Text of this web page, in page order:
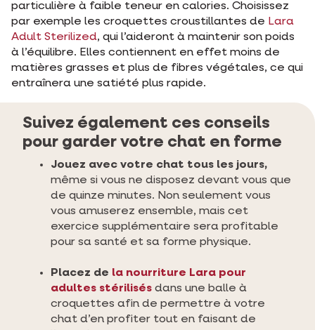
particulière à faible teneur en calories. Choisissez
par exemple les croquettes croustillantes de Lara
Adult Sterilized, qui l’aideront à maintenir son poids
à l’équilibre. Elles contiennent en effet moins de
matières grasses et plus de fibres végétales, ce qui
entraînera une satiété plus rapide.
Suivez également ces conseils
pour garder votre chat en forme
Jouez avec votre chat tous les jours,
même si vous ne disposez devant vous que
de quinze minutes. Non seulement vous
vous amuserez ensemble, mais cet
exercice supplémentaire sera profitable
pour sa santé et sa forme physique.
Placez de la nourriture Lara pour
adultes stérilisés dans une balle à
croquettes afin de permettre à votre
chat d’en profiter tout en faisant de